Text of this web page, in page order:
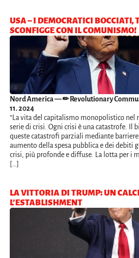
USA – I DEMOCRATICI BOCCIATI,
SCONFIGGE CON IL COMUNISMO!
Nord America— ✏ Revolutionary
11. 2024
“La vita del capitalismo monopolistico nel
serie di crisi. Ogni crisi è una catastrofe. Il
queste catastrofi parziali mediante
aumento della spesa pubblica e dei debiti
crisi, più profonde e diffuse. La lotta per i
[…]
LA VITTORIA DI TRUMP: UN
L’ESTABLISHMENT